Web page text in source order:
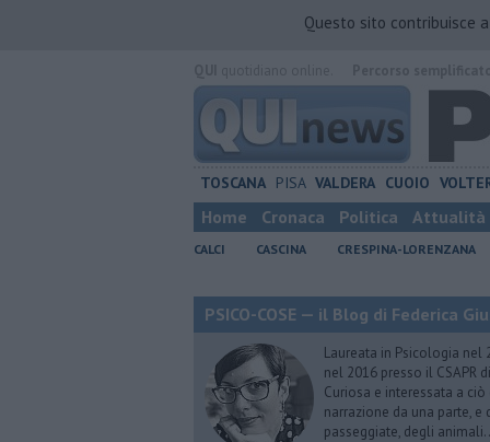
Questo sito contribuisce
TOSCANA PISA VALDERA CUOIO
Home Cronaca Politica Attualità
CALCI CASCINA CRESPINA-LORENZANA
PSICO-COSE — il Blog di Federica
Laureata in Psicologia nel
nel 2016 presso il CSAPR
Curiosa e interessata a
narrazione da una parte,
passeggiate, degli